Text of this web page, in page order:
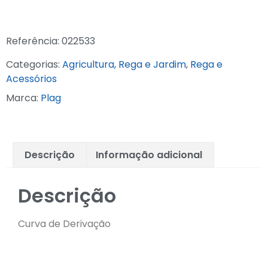
Referência: 022533
Categorias: Agricultura, Rega e Jardim, Rega e
Acessórios
Marca: Plag
Descrição Informação adicional
Descrição
Curva de Derivação